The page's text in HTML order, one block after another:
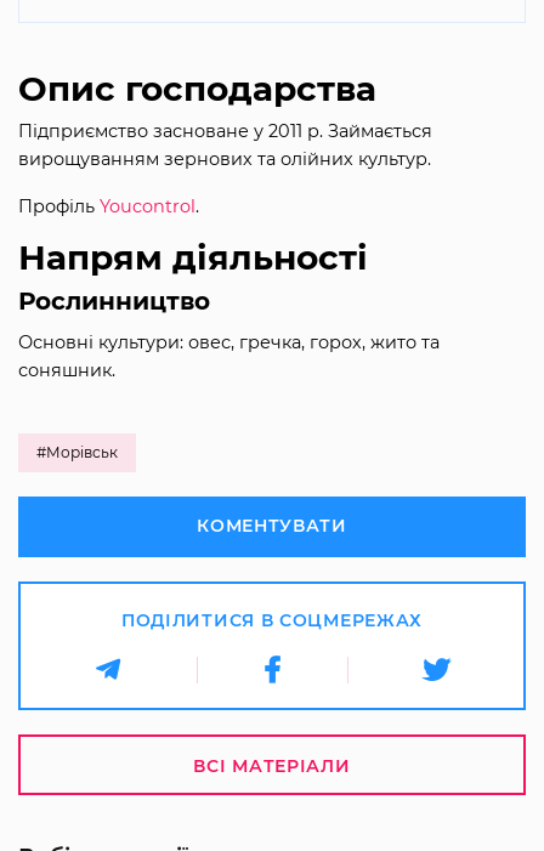
Опис господарства
Підприємство засноване у 2011 р. Займається
вирощуванням зернових та олійних культур.
Профіль Youcontrol.
Напрям діяльності
Рослинництво
Основні культури: овес, гречка, горох, жито та
соняшник.
#Морівськ
КОМЕНТУВАТИ
ПОДІЛИТИСЯ В СОЦМЕРЕЖАХ
ВСІ МАТЕРІАЛИ